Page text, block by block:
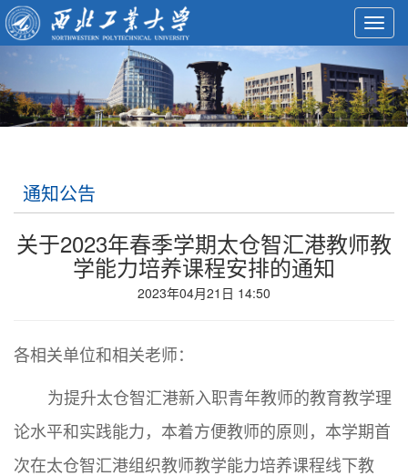
通知公告
关于2023年春季学期太仓智汇港教师教
学能力培养课程安排的通知
2023年04月21日 14:50
各相关单位和相关老师：
为提升太仓智汇港新入职青年教师的教育教学理
论水平和实践能力，本着方便教师的原则，本学期首
次在太仓智汇港组织教师教学能力培养课程线下教